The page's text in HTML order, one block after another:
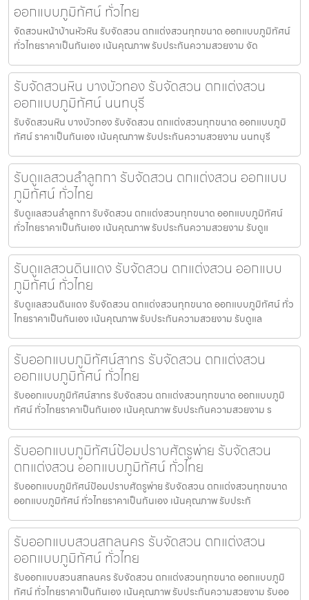
ออกแบบภูมิทัศน์ ทั่วไทย
จัดสวนหน้าบ้านหัวหิน รับจัดสวน ตกแต่งสวนทุกขนาด ออกแบบภูมิทัศน์
ทั่วไทยราคาเป็นกันเอง เน้นคุณภาพ รับประกันความสวยงาม จัด
รับจัดสวนหิน บางบัวทอง รับจัดสวน ตกแต่งสวน
ออกแบบภูมิทัศน์ นนทบุรี
รับจัดสวนหิน บางบัวทอง รับจัดสวน ตกแต่งสวนทุกขนาด ออกแบบภูมิ
ทัศน์ ราคาเป็นกันเอง เน้นคุณภาพ รับประกันความสวยงาม นนทบุรี
รับดูแลสวนลำลูกกา รับจัดสวน ตกแต่งสวน ออกแบบ
ภูมิทัศน์ ทั่วไทย
รับดูแลสวนลำลูกกา รับจัดสวน ตกแต่งสวนทุกขนาด ออกแบบภูมิทัศน์
ทั่วไทยราคาเป็นกันเอง เน้นคุณภาพ รับประกันความสวยงาม รับดูแ
รับดูแลสวนดินแดง รับจัดสวน ตกแต่งสวน ออกแบบ
ภูมิทัศน์ ทั่วไทย
รับดูแลสวนดินแดง รับจัดสวน ตกแต่งสวนทุกขนาด ออกแบบภูมิทัศน์ ทั่ว
ไทยราคาเป็นกันเอง เน้นคุณภาพ รับประกันความสวยงาม รับดูแล
รับออกแบบภูมิทัศน์สาทร รับจัดสวน ตกแต่งสวน
ออกแบบภูมิทัศน์ ทั่วไทย
รับออกแบบภูมิทัศน์สาทร รับจัดสวน ตกแต่งสวนทุกขนาด ออกแบบภูมิ
ทัศน์ ทั่วไทยราคาเป็นกันเอง เน้นคุณภาพ รับประกันความสวยงาม ร
รับออกแบบภูมิทัศน์ป้อมปราบศัตรูพ่าย รับจัดสวน
ตกแต่งสวน ออกแบบภูมิทัศน์ ทั่วไทย
รับออกแบบภูมิทัศน์ป้อมปราบศัตรูพ่าย รับจัดสวน ตกแต่งสวนทุกขนาด
ออกแบบภูมิทัศน์ ทั่วไทยราคาเป็นกันเอง เน้นคุณภาพ รับประกั
รับออกแบบสวนสกลนคร รับจัดสวน ตกแต่งสวน
ออกแบบภูมิทัศน์ ทั่วไทย
รับออกแบบสวนสกลนคร รับจัดสวน ตกแต่งสวนทุกขนาด ออกแบบภูมิ
ทัศน์ ทั่วไทยราคาเป็นกันเอง เน้นคุณภาพ รับประกันความสวยงาม รับออ